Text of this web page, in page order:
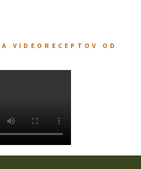
VIDEORECEPTOV OD